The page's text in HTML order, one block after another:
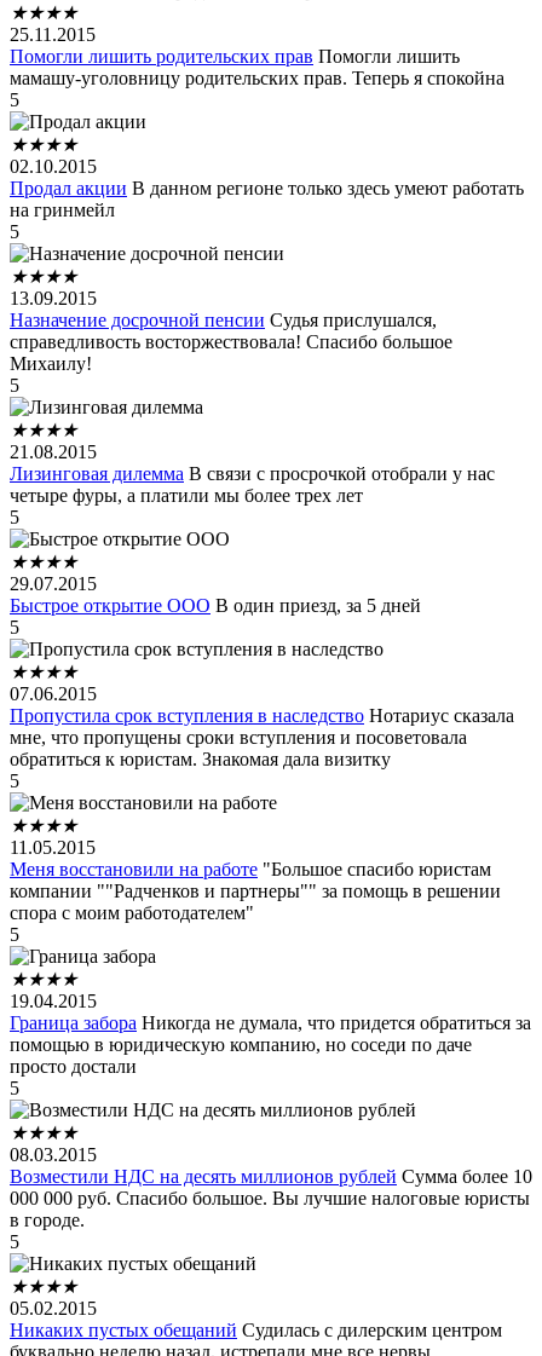
★★★★
25.11.2015
Помогли лишить родительских прав Помогли лишить
мамашу-уголовницу родительских прав. Теперь я спокойна
5
★★★★
02.10.2015
Продал акции В данном регионе только здесь умеют работать
на гринмейл
5
★★★★
13.09.2015
Назначение досрочной пенсии Судья прислушался,
справедливость восторжествовала! Спасибо большое
Михаилу!
5
★★★★
21.08.2015
Лизинговая дилемма В связи с просрочкой отобрали у нас
четыре фуры, а платили мы более трех лет
5
★★★★
29.07.2015
Быстрое открытие ООО В один приезд, за 5 дней
5
★★★★
07.06.2015
Пропустила срок вступления в наследство Нотариус сказала
мне, что пропущены сроки вступления и посоветовала
обратиться к юристам. Знакомая дала визитку
5
★★★★
11.05.2015
Меня восстановили на работе "Большое спасибо юристам
компании ""Радченков и партнеры"" за помощь в решении
спора с моим работодателем"
5
★★★★
19.04.2015
Граница забора Никогда не думала, что придется обратиться за
помощью в юридическую компанию, но соседи по даче
просто достали
5
★★★★
08.03.2015
Возместили НДС на десять миллионов рублей Сумма более 10
000 000 руб. Спасибо большое. Вы лучшие налоговые юристы
в городе.
5
★★★★
05.02.2015
Никаких пустых обещаний Судилась с дилерским центром
буквально неделю назад, истрепали мне все нервы